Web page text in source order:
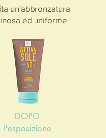
un'abbronzatura
ed uniforme
DOPO
l'esposizione